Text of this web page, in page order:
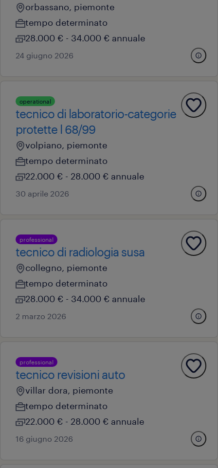
orbassano, piemonte
tempo determinato
28.000 € - 34.000 € annuale
24 giugno 2026
operational
tecnico di laboratorio-categorie
protette l 68/99
volpiano, piemonte
tempo determinato
22.000 € - 28.000 € annuale
30 aprile 2026
professional
tecnico di radiologia susa
collegno, piemonte
tempo determinato
28.000 € - 34.000 € annuale
2 marzo 2026
professional
tecnico revisioni auto
villar dora, piemonte
tempo determinato
22.000 € - 28.000 € annuale
16 giugno 2026